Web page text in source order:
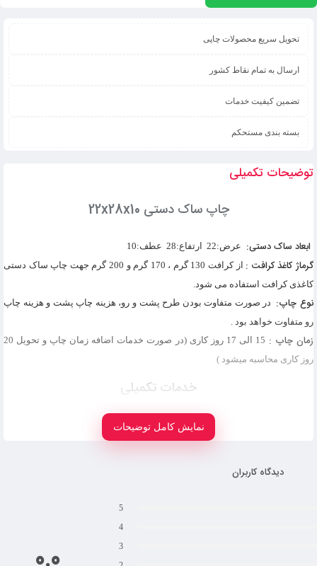
تحویل سریع محصولات چاپی
ارسال به تمام نقاط کشور
تضمین کیفیت خدمات
بسته بندی مستحکم
توضیحات تکمیلی
چاپ ساک دستی 22x28x10
ابعاد ساک دستی: عرض:22 ارتفاع:28 عطف:10
گرماژ کاغذ کرافت : از کرافت 130 گرم ، 170 گرم و 200 گرم جهت
چاپ ساک دستی
کاغذی کرافت استفاده می شود.
نوع چاپ: در صورت متفاوت بودن طرح پشت و رو، هزینه چاپ پشت و هزینه چاپ
رو متفاوت خواهد بود .
زمان چاپ :
15 الی 17 روز کاری (در صورت خدمات اضافه زمان چاپ و تحویل 20
روز کاری محاسبه میشود )
خدمات تکمیلی
امکان برجسته سازی لوگو و مشخصات مد نظر بر روی ساک دستی
می شود تا طرح مد نظر برجسته شود.
نمایش کامل توضیحات
دیدگاه کاربران
5
4
3